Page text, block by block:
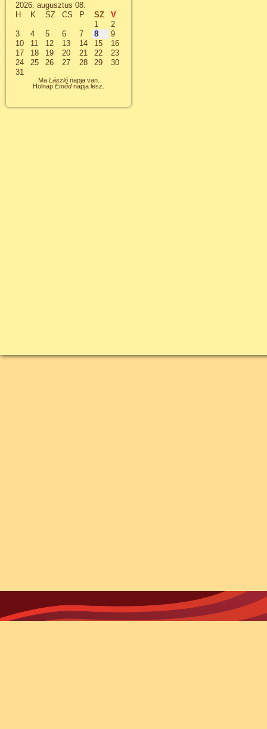
2026. augusztus 08.
H
K SZ CS P SZ
V
1
2
3
4 5 6 7 8
9
10
11 12 13 14 15
16
17
18 19 20 21 22
23
24
25 26 27 28 29
30
31
Ma Lászlónapja van.
Holnap Emődnapja lesz.